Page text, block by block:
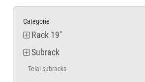
Categorie
Rack 19''
Subrack
Telai subracks